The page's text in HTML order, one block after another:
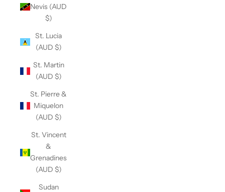
Nevis (AUD
$)
St. Lucia
(AUD $)
St. Martin
(AUD $)
St. Pierre &
Miquelon
(AUD $)
St. Vincent
&
Grenadines
(AUD $)
Sudan